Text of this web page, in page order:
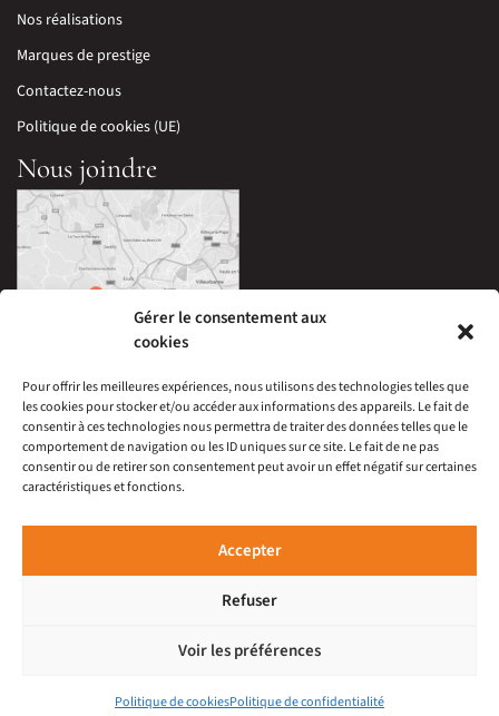
Gérer le consentement aux
cookies
Pour offrir les meilleures expériences, nous utilisons des technologies telles que
les cookies pour stocker et/ou accéder aux informations des appareils. Le fait de
consentir à ces technologies nous permettra de traiter des données telles que le
comportement de navigation ou les ID uniques sur ce site. Le fait de ne pas
consentir ou de retirer son consentement peut avoir un effet négatif sur certaines
caractéristiques et fonctions.
Accepter
Refuser
Voir les préférences
Politique de cookiesPolitique de confidentialité
Nos réalisations
Marques de prestige
Contactez-nous
Politique de cookies (UE)
Nous joindre
33 Avenue Edouard Millaud,
69290 Craponne, France
04 78 57 05 60
À 15 minutes du centre-ville de Lyon
Ouverture :
Mardi au Samedi : 9h30-12h00 et 14h-19h
Craponne, France 04 78 57 05 60